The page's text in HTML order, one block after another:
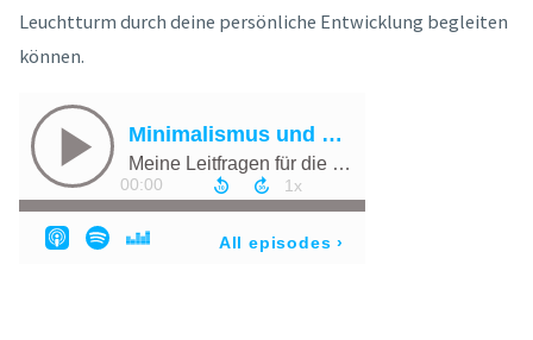
Leuchtturm durch deine persönliche Entwicklung begleiten
können.